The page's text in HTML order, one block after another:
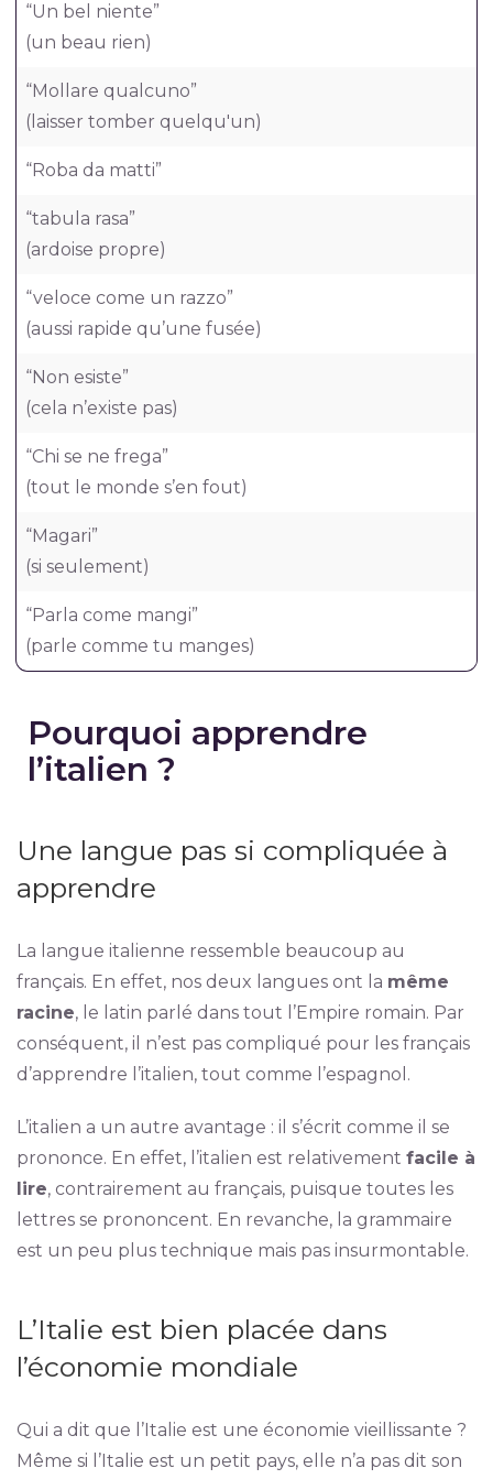
“Un bel niente”
(un beau rien)
“Mollare qualcuno”
(laisser tomber quelqu'un)
“Roba da matti”
“tabula rasa”
(ardoise propre)
“veloce come un razzo”
(aussi rapide qu’une fusée)
“Non esiste”
(cela n’existe pas)
“Chi se ne frega”
(tout le monde s’en fout)
“Magari”
(si seulement)
“Parla come mangi”
(parle comme tu manges)
Pourquoi apprendre
l’italien ?
Une langue pas si compliquée à
apprendre
La langue italienne ressemble beaucoup au
français. En effet, nos deux langues ont la même
racine, le latin parlé dans tout l’Empire romain. Par
conséquent, il n’est pas compliqué pour les français
d’apprendre l’italien, tout comme l’espagnol.
L’italien a un autre avantage : il s’écrit comme il se
prononce. En effet, l’italien est relativement facile à
lire, contrairement au français, puisque toutes les
lettres se prononcent. En revanche, la grammaire
est un peu plus technique mais pas insurmontable.
L’Italie est bien placée dans
l’économie mondiale
Qui a dit que l’Italie est une économie vieillissante ?
Même si l’Italie est un petit pays, elle n’a pas dit son